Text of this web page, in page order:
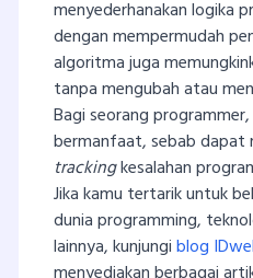
menyederhanakan logika
dengan mempermudah
algoritma juga
tanpa mengubah atau
Bagi seorang
bermanfaat, sebab dapat
trackingkesalahan
Jika kamu tertarik untuk
dunia programming,
lainnya, kunjungiblog